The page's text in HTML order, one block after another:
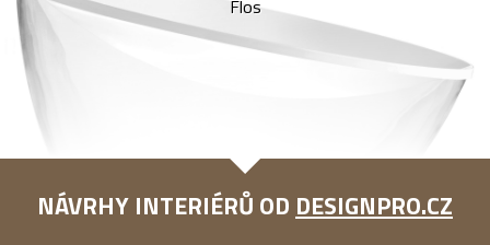
Flos
NÁVRHY INTERIÉRŮ OD DESIGNPRO.CZ